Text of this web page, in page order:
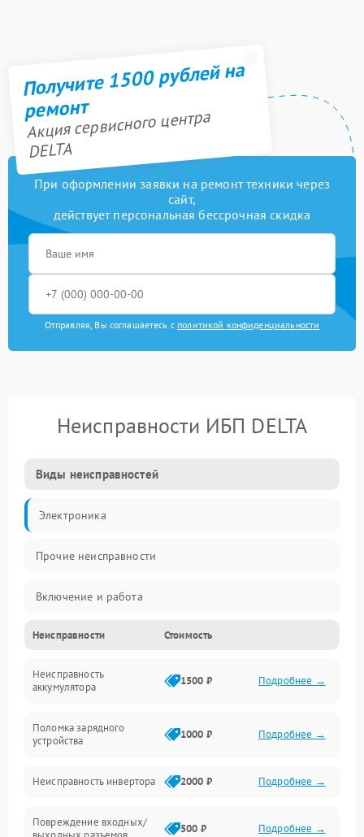
Получите 1500 рублей на
ремонт
Акция сервисного центра
DELTA
При оформлении заявки на ремонт техники через
сайт,
действует персональная бессрочная скидка
Отправляя, Вы соглашаетесь с политикой конфиденциальности
Неисправности ИБП DELTA
Виды неисправностей
Электроника
Прочие неисправности
Включение и работа
Работа с нагрузкой
Звук и индикация
Неисправности Стоимость
Неисправность
аккумулятора
1500 ₽ Подробнее →
Поломка зарядного
устройства
1000 ₽ Подробнее →
Неисправность инвертора 2000 ₽ Подробнее →
Повреждение входных/
500 ₽ Подробнее →